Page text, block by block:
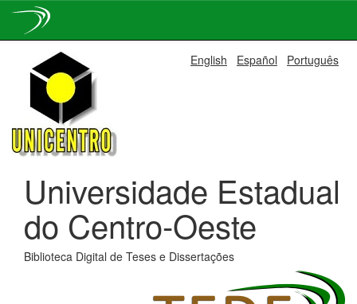
navigation
English Español Português
Universidade Estadual
do Centro-Oeste
Biblioteca Digital de Teses e Dissertações